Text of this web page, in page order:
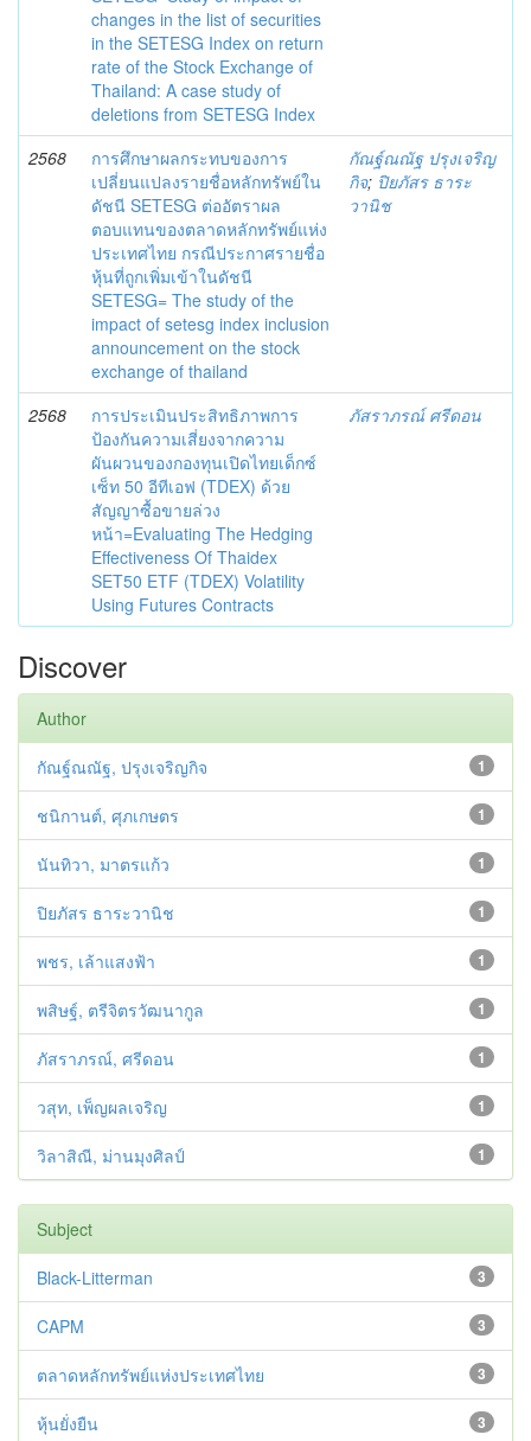
changes in the list of securities
in the SETESG Index on return
rate of the Stock Exchange of
Thailand: A case study of
deletions from SETESG Index
2568
การศึกษาผลกระทบของการ
เปลี่ยนแปลงรายชื่อหลักทรัพย์ใน
ดัชนี SETESG ต่ออัตราผล
ตอบแทนของตลาดหลักทรัพย์แห่ง
ประเทศไทย กรณีประกาศรายชื่อ
หุ้นที่ถูกเพิ่มเข้าในดัชนี
SETESG= The study of the
impact of setesg index inclusion
announcement on the stock
exchange of thailand
กัณฐ์ณณัฐ ปรุงเจริญ
กิจ; ปิยภัสร ธาระ
วานิช
2568
การประเมินประสิทธิภาพการ
ป้องกันความเสี่ยงจากความ
ผันผวนของกองทุนเปิดไทยเด็กซ์
เซ็ท 50 อีทีเอฟ (TDEX) ด้วย
สัญญาซื้อขายล่วง
หน้า=Evaluating The Hedging
Effectiveness Of Thaidex
SET50 ETF (TDEX) Volatility
Using Futures Contracts
ภัสราภรณ์ ศรีดอน
Discover
Author
1
กัณฐ์ณณัฐ, ปรุงเจริญกิจ
1
ชนิกานต์, ศุภเกษตร
1
นันทิวา, มาตรแก้ว
1
ปิยภัสร ธาระวานิช
1
พชร, เล้าแสงฟ้า
1
พสิษฐ์, ตรีจิตรวัฒนากูล
1
ภัสราภรณ์, ศรีดอน
1
วสุท, เพ็ญผลเจริญ
1
วิลาสิณี, ม่านมุงศิลป์
Subject
3
Black-Litterman
3
CAPM
3
ตลาดหลักทรัพย์แห่งประเทศไทย
3
หุ้นยั่งยืน